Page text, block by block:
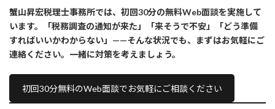
蟹山昇宏税理士事務所では、初回30分の無料Web面談を実施して
います。「税務調査の通知が来た」「来そうで不安」「どう準備
すればいいかわからない」——そんな状況でも、まずはお気軽にご
連絡ください。一緒に対策を考えましょう。
初回30分無料のWeb面談でお気軽にご相談ください